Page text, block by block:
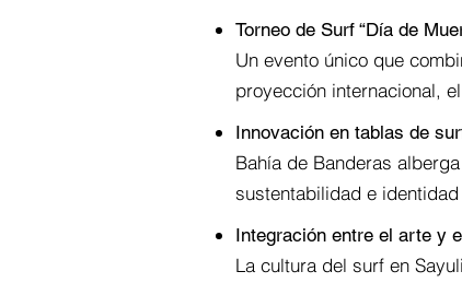
Torneo de Surf “Día de
Un evento único que
proyección internacional,
Innovación en tablas de
Bahía de Banderas
sustentabilidad e
Integración entre el arte y
La cultura del surf en